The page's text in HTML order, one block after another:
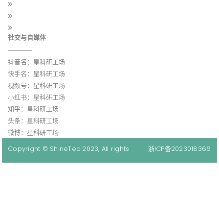
社交与自媒体
抖音名：星科研工场
快手名：星科研工场
视频号：星科研工场
小红书：星科研工场
知乎：星科研工场
头条：星科研工场
微博：星科研工场
Copyright © ShineTec 2023, All rights
浙ICP备2023018366